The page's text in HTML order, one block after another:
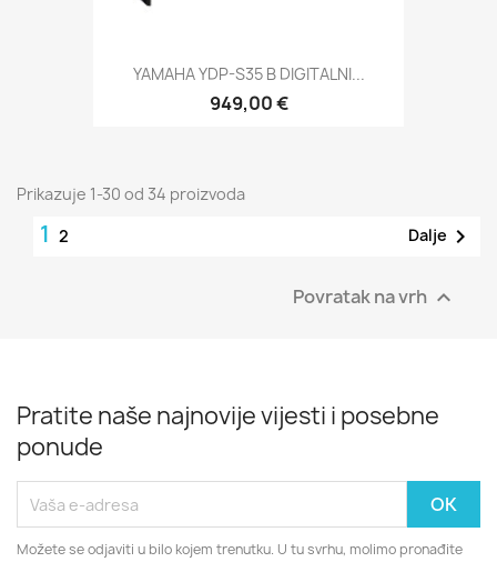
YAMAHA YDP-S35 B DIGITALNI...
949,00 €
Prikazuje 1-30 od 34 proizvoda
1 2 Dalje 
Povratak na vrh 
Pratite naše najnovije vijesti i posebne
ponude
Možete se odjaviti u bilo kojem trenutku. U tu svrhu, molimo pronađite